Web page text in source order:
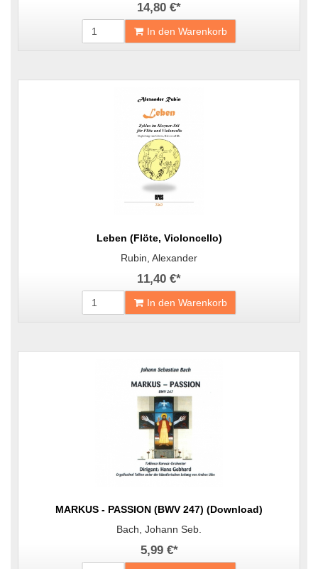
14,80 €*
In den Warenkorb
Leben (Flöte, Violoncello)
Rubin, Alexander
11,40 €*
In den Warenkorb
MARKUS - PASSION (BWV 247) (Download)
Bach, Johann Seb.
5,99 €*